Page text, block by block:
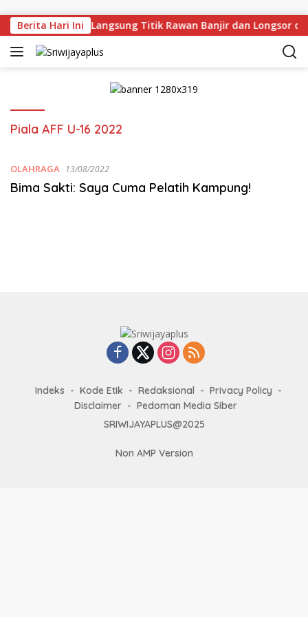
Berita Hari Ini
Deru Tinjau Langsung Titik Rawan Banjir dan Longsor di
Piala AFF U-16 2022
OLAHRAGA 13/08/2022
Bima Sakti: Saya Cuma Pelatih Kampung!
Indeks Kode Etik Redaksional
Privacy Policy
Disclaimer
Pedoman Media Siber
SRIWIJAYAPLUS@2025
Non AMP Version